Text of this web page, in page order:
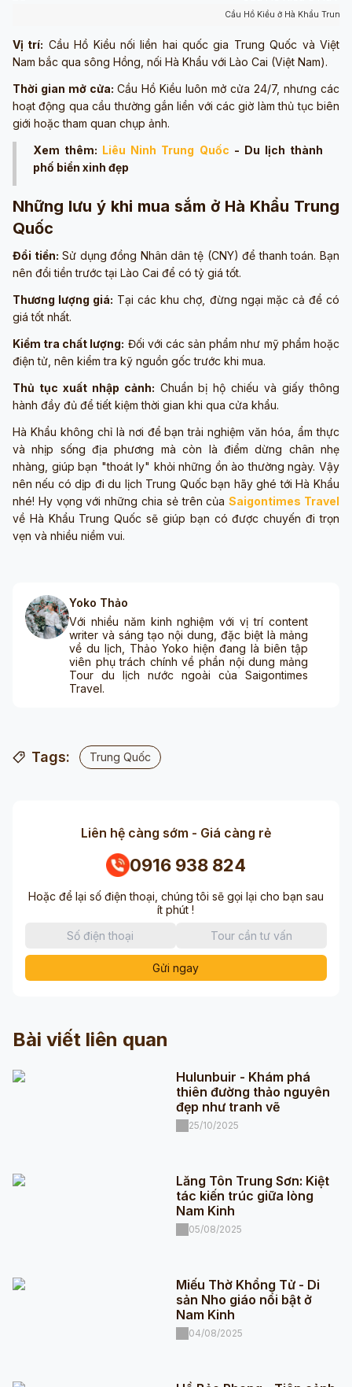
Cầu Hồ Kiều ở Hà Khẩu Trung
Vị trí: Cầu Hồ Kiều nối liền hai quốc gia Trung Quốc và Việt
Nam bắc qua sông Hồng, nối Hà Khẩu với Lào Cai (Việt Nam).
Thời gian mở cửa: Cầu Hồ Kiều luôn mở cửa 24/7, nhưng các
hoạt động qua cầu thường gắn liền với các giờ làm thủ tục biên
giới hoặc tham quan chụp ảnh.
Xem thêm: Liêu Ninh Trung Quốc - Du lịch thành
phố biển xinh đẹp
Những lưu ý khi mua sắm ở Hà Khẩu Trung
Quốc
Đổi tiền: Sử dụng đồng Nhân dân tệ (CNY) để thanh toán. Bạn
nên đổi tiền trước tại Lào Cai để có tỷ giá tốt.
Thương lượng giá: Tại các khu chợ, đừng ngại mặc cả để có
giá tốt nhất.
Kiểm tra chất lượng: Đối với các sản phẩm như mỹ phẩm hoặc
điện tử, nên kiểm tra kỹ nguồn gốc trước khi mua.
Thủ tục xuất nhập cảnh: Chuẩn bị hộ chiếu và giấy thông
hành đầy đủ để tiết kiệm thời gian khi qua cửa khẩu.
Hà Khẩu không chỉ là nơi để bạn trải nghiệm văn hóa, ẩm thực
và nhịp sống địa phương mà còn là điểm dừng chân nhẹ
nhàng, giúp bạn "thoát ly" khỏi những ồn ào thường ngày. Vậy
nên nếu có dịp đi du lịch Trung Quốc bạn hãy ghé tới Hà Khẩu
nhé! Hy vọng với những chia sẻ trên củaSaigontimes Travel
về Hà Khẩu Trung Quốc sẽ giúp bạn có được chuyến đi trọn
vẹn và nhiều niềm vui.
Yoko Thảo
Với nhiều năm kinh nghiệm với vị trí content
writer và sáng tạo nội dung, đặc biệt là mảng
về du lịch, Thảo Yoko hiện đang là biên tập
viên phụ trách chính về phần nội dung mảng
Tour du lịch nước ngoài của Saigontimes
Travel.
Tags: Trung Quốc
Liên hệ càng sớm - Giá càng rẻ
0916 938 824
Hoặc để lại số điện thoại, chúng tôi sẽ gọi lại cho bạn sau
ít phút !
Gửi ngay
Bài viết liên quan
Hulunbuir - Khám phá
thiên đường thảo nguyên
đẹp như tranh vẽ
25/10/2025
Lăng Tôn Trung Sơn: Kiệt
tác kiến trúc giữa lòng
Nam Kinh
05/08/2025
Miếu Thờ Khổng Tử - Di
sản Nho giáo nổi bật ở
Nam Kinh
04/08/2025